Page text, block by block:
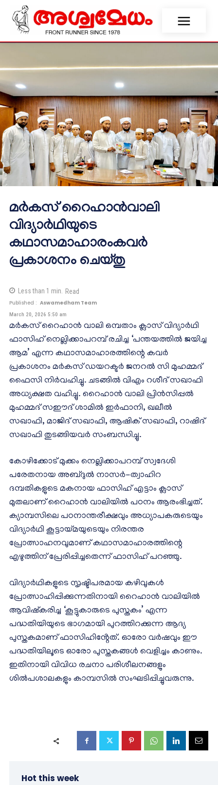
മർകസ് റൈഹാൻവാലി
വിദ്യാർഥിയുടെ
കഥാസമാഹാരംകവർ
പ്രകാശനം ചെയ്തു
Less than 1 min. Read
Published : Aswamedham Team
March 20, 2026 5:50 am
മർകസ് റൈഹാൻ വാലി ഒമ്പതാം ക്ലാസ് വിദ്യാർഥി
ഫാസിഹ് നെല്ലിക്കാപറമ്പ് രചിച്ച ‘പന്തയത്തിൽ ജയിച്ച
ആമ’ എന്ന കഥാസമാഹാരത്തിന്റെ കവർ
പ്രകാശനം മർകസ് ഡയറക്ടർ ജനറൽ സി മുഹമ്മദ്
ഫൈസി നിർവഹിച്ചു. ചടങ്ങിൽ വിഎം റശീദ് സഖാഫി
അധ്യക്ഷത വഹിച്ചു. റൈഹാൻ വാലി പ്രിൻസിപ്പൽ
മുഹമ്മദ് സഈദ് ശാമിൽ ഇർഫാനി, ഖലീൽ
സഖാഫി, മാജിദ് സഖാഫി, ആഷിക് സഖാഫി, റാഷിദ്
സഖാഫി തുടങ്ങിയവർ സംബന്ധിച്ചു.
കോഴിക്കോട് മുക്കം നെല്ലിക്കാപറമ്പ് സ്വദേശി
പരേതനായ അബ്ദുൽ നാസർ-ത്വാഹിറ
ദമ്പതികളുടെ മകനായ ഫാസിഹ് എട്ടാം ക്ലാസ്
മുതലാണ് റൈഹാൻ വാലിയിൽ പഠനം ആരംഭിച്ചത്.
ക്യാമ്പസിലെ പഠനാന്തരീക്ഷവും അധ്യാപകരുടെയും
വിദ്യാർഥി കൂട്ടായ്മയുടെയും നിരന്തര
പ്രോത്സാഹനവുമാണ് കഥാസമാഹാരത്തിന്റെ
എഴുത്തിന് പ്രേരിപ്പിച്ചതെന്ന് ഫാസിഹ് പറഞ്ഞു.
വിദ്യാർഥികളുടെ സൃഷ്ടിപരമായ കഴിവുകൾ
പ്രോത്സാഹിപ്പിക്കുന്നതിനായി റൈഹാൻ വാലിയിൽ
ആവിഷ്കരിച്ച ‘കൂട്ടുകാരുടെ പുസ്തകം’ എന്ന
പദ്ധതിയിയുടെ ഭാഗമായി പുറത്തിറക്കുന്ന ആദ്യ
പുസ്തകമാണ് ഫാസിഹിൻ്റേത്. ഓരോ വർഷവും ഈ
പദ്ധതിയിലൂടെ ഓരോ പുസ്തകങ്ങൾ വെളിച്ചം കാണും.
ഇതിനായി വിവിധ രചനാ പരിശീലനങ്ങളും
ശിൽപശാലകളും കാമ്പസിൽ സംഘടിപ്പിച്ചുവരുന്നു.
Hot this week